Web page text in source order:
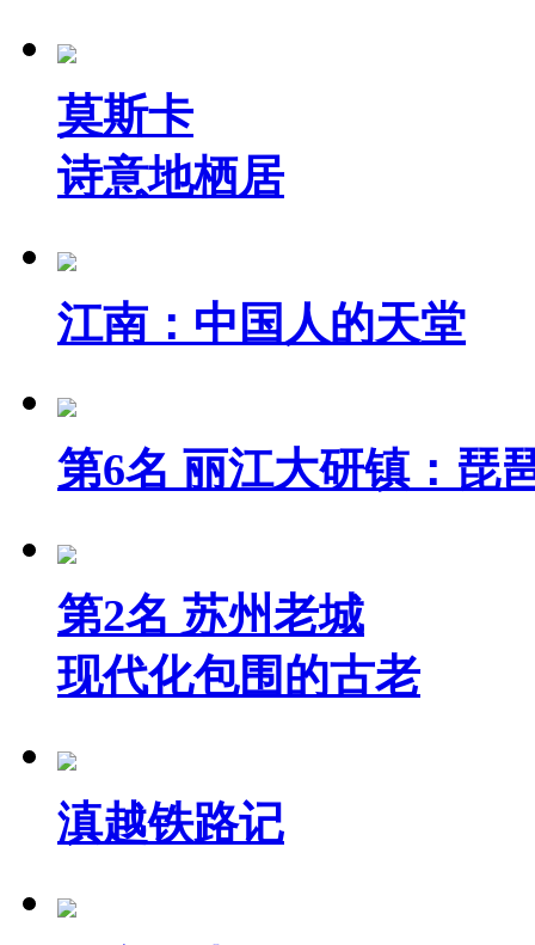
莫斯卡
诗意地栖居
江南：中国人的天堂
第6名 丽江大研镇：琵
第2名 苏州老城
现代化包围的古老
滇越铁路记